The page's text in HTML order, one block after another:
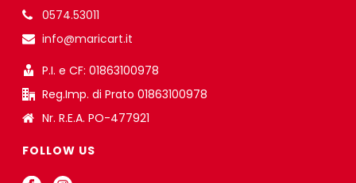
0574.53011
info@maricart.it
P.I. e CF: 01863100978
Reg.Imp. di Prato 01863100978
Nr. R.E.A. PO-477921
FOLLOW US